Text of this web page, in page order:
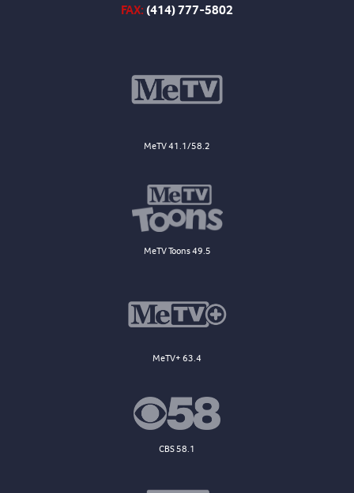
FAX:(414) 777-5802
MeTV 41.1/58.2
MeTV Toons 49.5
MeTV+ 63.4
CBS 58.1